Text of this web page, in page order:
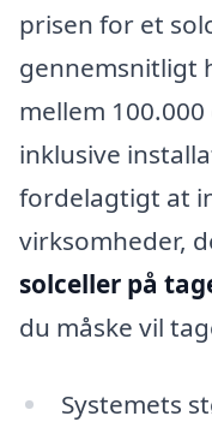
prisen for et
gennemsnitligt
mellem
inklusive
fordelagtigt at
virksomheder,
solceller på
du måske vil
Systemets